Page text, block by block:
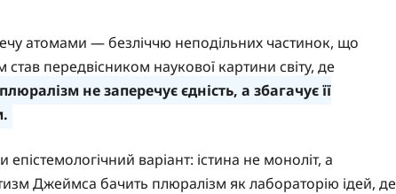
атомами — безліччю неподільних частинок, що
передвісником наукової картини світу, де
не заперечує єдність, а збагачує її
варіант: істина не моноліт, а
Джеймса бачить плюралізм як лабораторію ідей, де